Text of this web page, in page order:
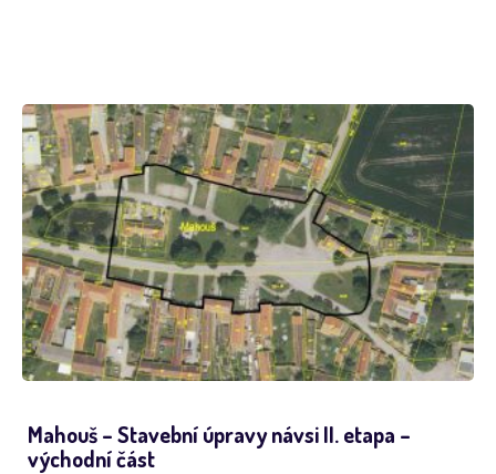
Mahouš – Stavební úpravy návsi II. etapa –
východní část